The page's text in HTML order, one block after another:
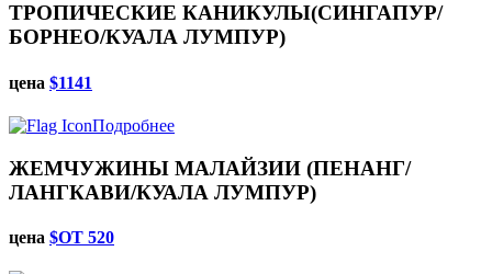
ТРОПИЧЕСКИЕ КАНИКУЛЫ(СИНГАПУР/
БОРНЕО/КУАЛА ЛУМПУР)
цена $1141
Подробнее
ЖЕМЧУЖИНЫ МАЛАЙЗИИ (ПЕНАНГ/
ЛАНГКАВИ/КУАЛА ЛУМПУР)
цена $ОТ 520